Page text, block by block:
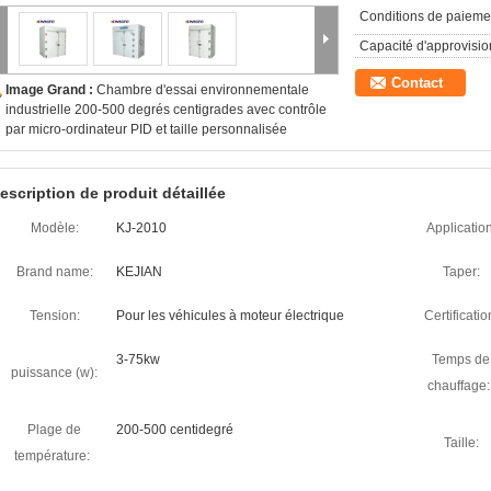
Image Grand : Chambre d'essai environnementale
industrielle 200-500 degrés centigrades avec contrôle
par micro-ordinateur PID et taille personnalisée
Conditions de
Capacité
Contact
de produit détaillée
Modèle: KJ-2010
Brand name: KEJIAN Taper:
Tension: Pour les véhicules à moteur électrique
puissance (w):
3-75kw
Temps de
chauffage:
Plage de
température:
200-500 centidegré
Taille: